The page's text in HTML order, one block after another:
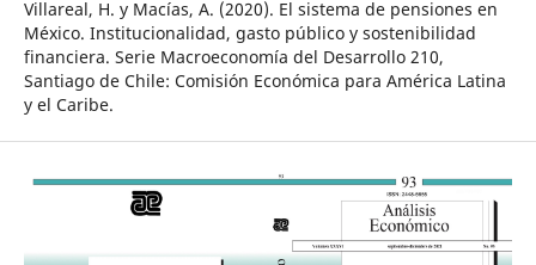
Villareal, H. y Macías, A. (2020). El sistema de pensiones en
México. Institucionalidad, gasto público y sostenibilidad
financiera. Serie Macroeconomía del Desarrollo 210,
Santiago de Chile: Comisión Económica para América Latina
y el Caribe.